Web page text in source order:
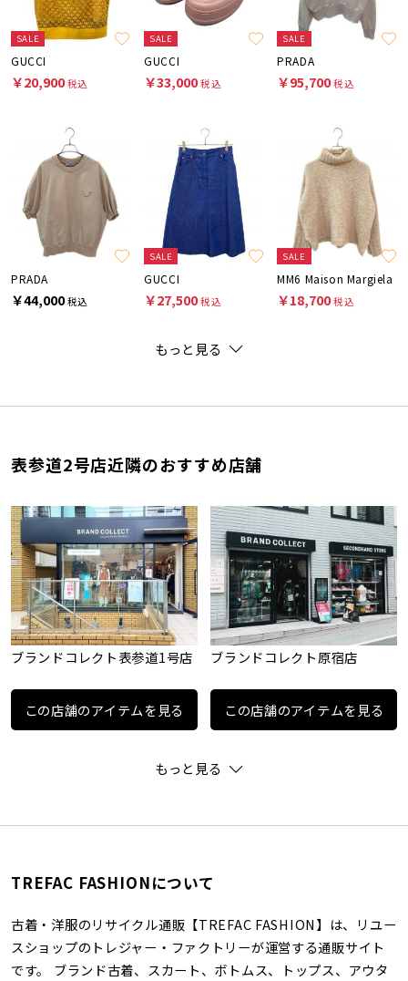
SALE
GUCCI
￥20,900税込
SALE
GUCCI
￥33,000税込
SALE
PRADA
￥95,700税込
PRADA
￥44,000税込
SALE
GUCCI
￥27,500税込
SALE
MM6 Maison Margiela
￥18,700税込
もっと見る
表参道2号店近隣のおすすめ店舗
ブランドコレクト表参道1号店
この店舗のアイテムを見る
ブランドコレクト原宿店
この店舗のアイテムを見る
もっと見る
TREFAC FASHIONについて
古着・洋服のリサイクル通販【TREFAC FASHION】は、リユー
スショップのトレジャー・ファクトリーが運営する通販サイト
です。 ブランド古着、スカート、ボトムス、トップス、アウタ